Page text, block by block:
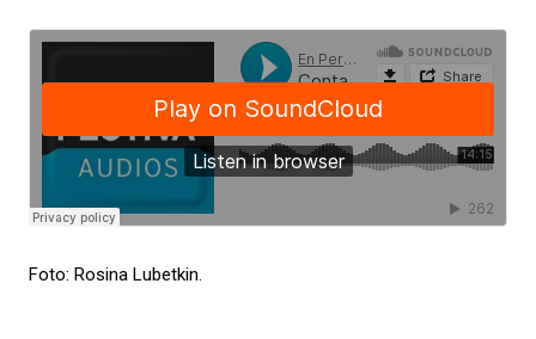
Foto: Rosina Lubetkin.